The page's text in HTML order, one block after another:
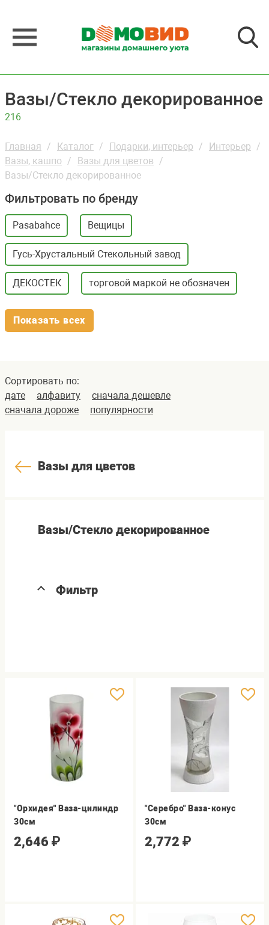
Вазы/Стекло декорированное
216
Главная Каталог Подарки, интерьер
Интерьер
Вазы, кашпо
Вазы для цветов
Вазы/Стекло декорированное
Фильтровать по бренду
Pasabahce Вещицы
Гусь-Хрустальный Стекольный завод
ДЕКОСТЕК торговой маркой не обозначен
Показать всех
Сортировать по:
дате
алфавиту
сначала дешевле
сначала дороже
популярности
Вазы для цветов
Вазы/Стекло декорированное
Фильтр
"Орхидея" Ваза-цилиндр
30см
2,646 ₽
"Серебро" Ваза-конус
30см
2,772 ₽